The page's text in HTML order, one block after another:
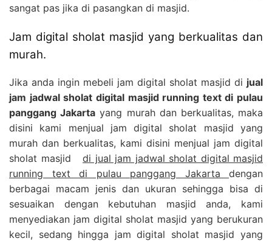
sangat pas jika di pasangkan di masjid.
Jam digital sholat masjid yang berkualitas dan
murah.
Jika anda ingin mebeli jam digital sholat masjid di jual
jam jadwal sholat digital masjid running text di pulau
panggang Jakarta yang murah dan berkualitas, maka
disini kami menjual jam digital sholat masjid yang
murah dan berkualitas, kami disini menjual jam digital
sholat masjid di jual jam jadwal sholat digital masjid
running text di pulau panggang Jakarta dengan
berbagai macam jenis dan ukuran sehingga bisa di
sesuaikan dengan kebutuhan masjid anda, kami
menyediakan jam digital sholat masjid yang berukuran
kecil, sedang hingga jam digital sholat masjid yang